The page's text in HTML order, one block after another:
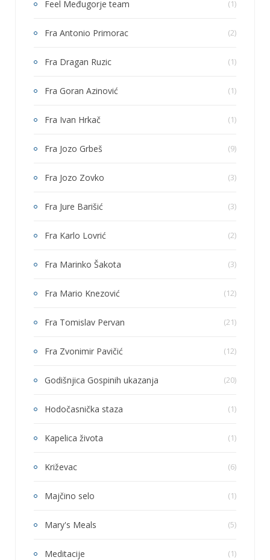
Feel Međugorje team (1)
Fra Antonio Primorac (2)
Fra Dragan Ruzic (1)
Fra Goran Azinović (1)
Fra Ivan Hrkač (1)
Fra Jozo Grbeš (9)
Fra Jozo Zovko (3)
Fra Jure Barišić (3)
Fra Karlo Lovrić (2)
Fra Marinko Šakota (3)
Fra Mario Knezović (12)
Fra Tomislav Pervan (21)
Fra Zvonimir Pavičić (12)
Godišnjica Gospinih ukazanja (20)
Hodočasnička staza (1)
Kapelica života (1)
Križevac (6)
Majčino selo (1)
Mary's Meals (5)
Meditacije (1)